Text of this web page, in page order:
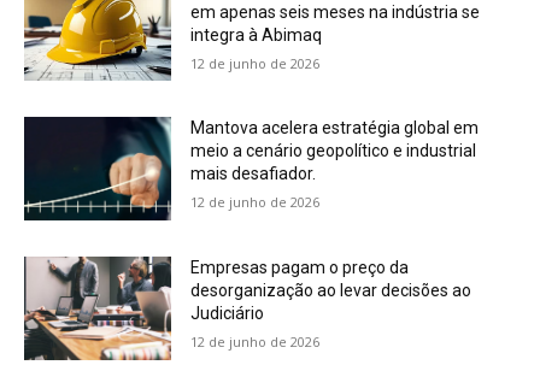
em apenas seis meses na indústria se
integra à Abimaq
12 de junho de 2026
Mantova acelera estratégia global em
meio a cenário geopolítico e industrial
mais desafiador.
12 de junho de 2026
Empresas pagam o preço da
desorganização ao levar decisões ao
Judiciário
12 de junho de 2026